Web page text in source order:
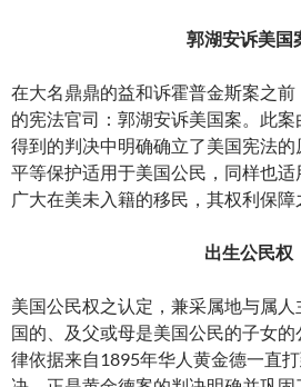
郭湖安诉美国
在大名鼎鼎的益和诉霍普金斯案之
的宪法官司：郭湖安诉美国案。此
得到的判决中明确确立了美国宪法
平等保护适用于美国公民，同样也适
广大在美未入籍的移民，其权利保障
出生公民权
美国公民权之认定，兼采属地与属
国的、及父或母是美国公民的子女
律依据来自1895年华人黄金德一直